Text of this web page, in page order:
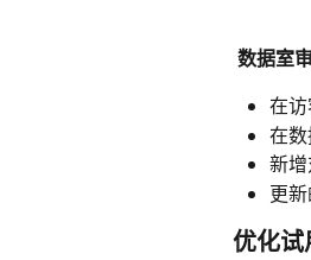
数据室
在
在
新
更
优化试